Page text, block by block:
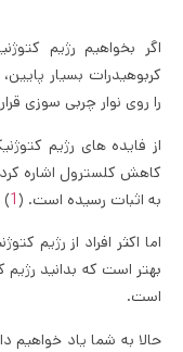
اگر بخواهیم رژیم
کربوهیدرات بسیار
را روی نوار چربی سوزی
از فایده های رژیم
کاهش کلسترول اشاره
به اثبات رسیده است. (1
)
اما اکثر افراد از رژیم
بهتر است که بدانید رژیم
است.
حالا به شما یاد خواهیم